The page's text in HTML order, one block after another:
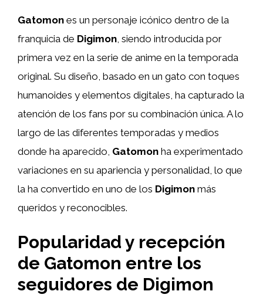
Gatomon es un personaje icónico dentro de la
franquicia de Digimon , siendo introducida por
primera vez en la serie de anime en la temporada
original. Su diseño, basado en un gato con toques
humanoides y elementos digitales, ha capturado la
atención de los fans por su combinación única. A lo
largo de las diferentes temporadas y medios
donde ha aparecido, Gatomon ha experimentado
variaciones en su apariencia y personalidad, lo que
la ha convertido en uno de los Digimon más
queridos y reconocibles.
Popularidad y recepción
de Gatomon entre los
seguidores de Digimon